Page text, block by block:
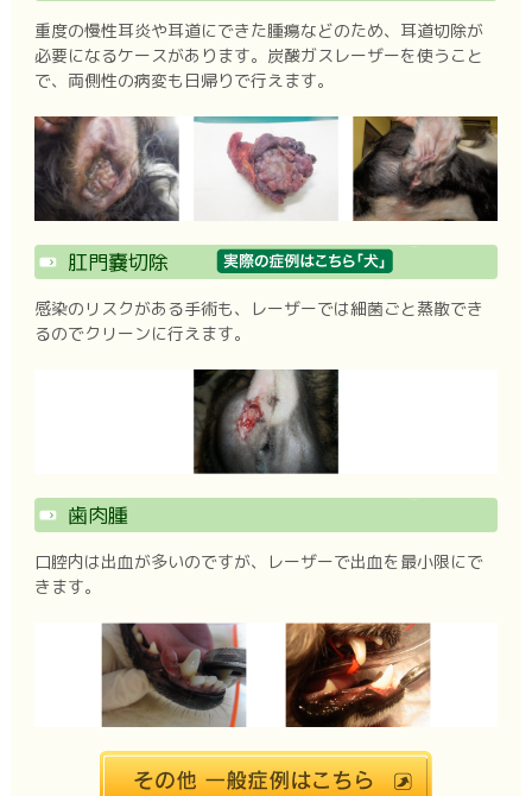
重度の慢性耳炎や耳道にできた腫瘍などのため、耳道切除が
必要になるケースがあります。炭酸ガスレーザーを使うこと
で、両側性の病変も日帰りで行えます。
肛門嚢切除
感染のリスクがある手術も、レーザーでは細菌ごと蒸散でき
るのでクリーンに行えます。
歯肉腫
口腔内は出血が多いのですが、レーザーで出血を最小限にで
きます。